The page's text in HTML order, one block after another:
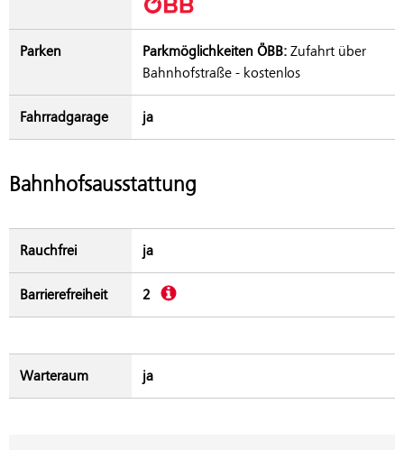
Parken Parkmöglichkeiten ÖBB: Zufahrt über
Bahnhofstraße - kostenlos
Fahrradgarage ja
Bahnhofsausstattung
Rauchfrei ja
Barrierefreiheit 2 Beschreibung
Warteraum ja